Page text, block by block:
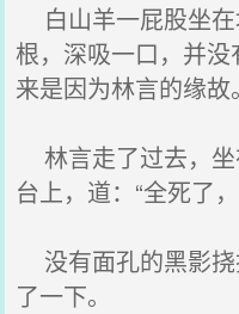
白山羊一屁股坐
根，深吸一口，并
来是因为林言的缘故。
林言走了过去，
台上，道：“全死了
没有面孔的黑影
了一下。